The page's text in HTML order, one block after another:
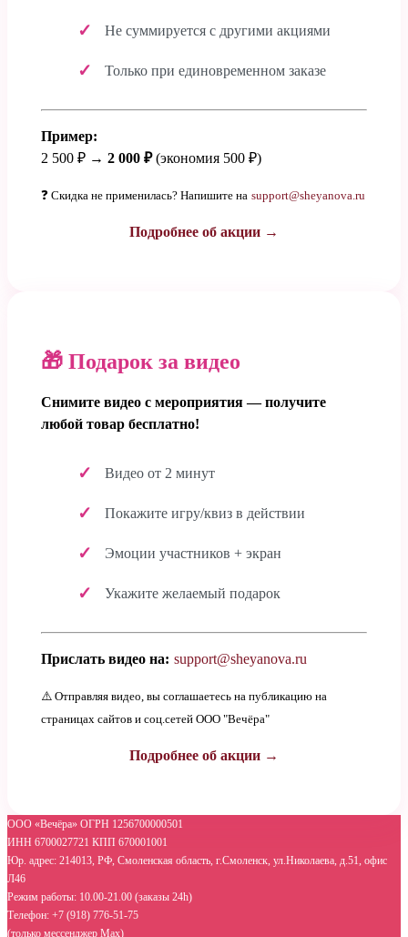
Не суммируется с другими акциями
Только при единовременном заказе
Пример:
2 500 ₽ → 2 000 ₽(экономия 500 ₽)
❓ Скидка не применилась? Напишите на support@sheyanova.ru
Подробнее об акции →
🎁 Подарок за видео
Снимите видео с мероприятия — получите
любой товар бесплатно!
Видео от 2 минут
Покажите игру/квиз в действии
Эмоции участников + экран
Укажите желаемый подарок
Прислать видео на: support@sheyanova.ru
⚠️ Отправляя видео, вы соглашаетесь на публикацию на
страницах сайтов и соц.сетей ООО "Вечёра"
Подробнее об акции →
ООО «Вечёра» ОГРН 1256700000501
ИНН 6700027721 КПП 670001001
Юр. адрес: 214013, РФ, Смоленская область, г.Смоленск, ул.Николаева, д.51, офис
Л46
Режим работы: 10.00-21.00 (заказы 24h)
Телефон: +7 (918) 776-51-75
(только мессенджер Max)